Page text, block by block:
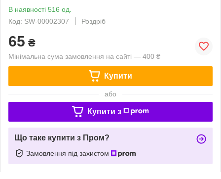
В наявності 516 од.
Код: SW-00002307
Роздріб
65 ₴
Мінімальна сума замовлення на сайті — 400 ₴
Купити
або
Купити з
Що таке купити з Пром?
Замовлення під захистом